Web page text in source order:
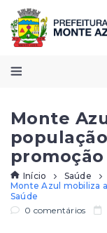
Monte
Início
Saúde
Monte Azul mobiliza
Saúde
0 comentários